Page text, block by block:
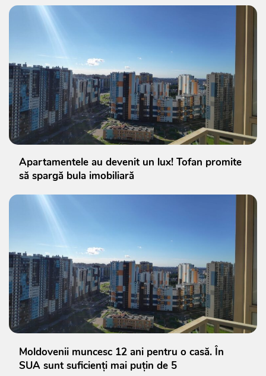
Apartamentele au devenit un lux! Tofan promite
să spargă bula imobiliară
Moldovenii muncesc 12 ani pentru o casă. În
SUA sunt suficienți mai puțin de 5